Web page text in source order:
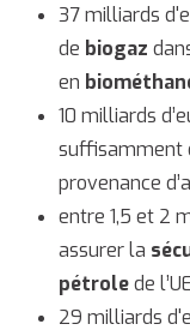
37 milliards
de biogaz
en
10 milliards
suffisamment
provenance
entre 1,5 et 2
assurer la
pétrolede
29 milliards